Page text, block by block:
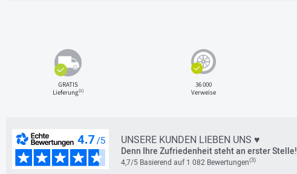
GRATIS
Lieferung(1)
36 000
Verweise
UNSERE KUNDEN LIEBEN UNS ♥
Denn Ihre Zufriedenheit steht an erster Stelle!
4,7/5 Basierend auf 1 082 Bewertungen(3)